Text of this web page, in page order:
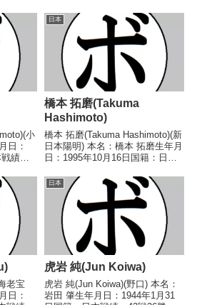
度全
13代
ウ...
第4代WBA世界フェザー級王
座 【戦歴】1964/08/13 ○4R判
定 (採点不明...
小
日：
績：
パー
】
日本
橋本 拓磨(Takuma
Hashimoto)
橋本 拓磨(Takuma Hashimoto)(新
日本陽明) 本名：橋本 拓磨生年月
日：1995年10月16日国籍：日本
し 【戦歴】なし 【補足情報】・
山口県出身。・2023/04/02には西
部日本ミニマム級新...
老宝
日：
日本
虎岩 純(Jun Koiwa)
虎岩 純(Jun Koiwa)(野口) 本名：
岩田 肇生年月日：1944年1月31